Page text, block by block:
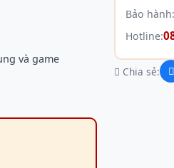
và game
Bảo hành:
Hotline:
Chia sẻ: